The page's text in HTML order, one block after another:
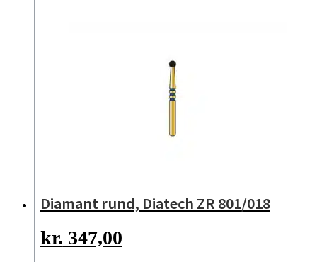
Diamant rund, Diatech ZR 801/018
kr. 347,00